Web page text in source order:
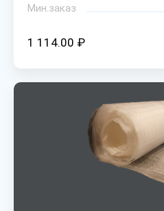
Мин.заказ
1 114.00 ₽